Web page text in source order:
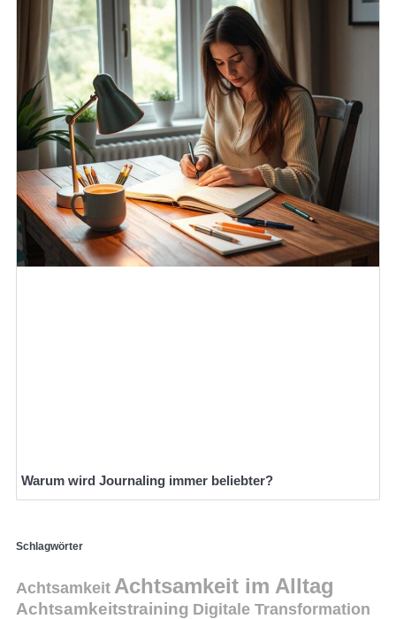
Warum wird Journaling immer beliebter?
Schlagwörter
Achtsamkeit Achtsamkeit im Alltag
Achtsamkeitstraining Digitale Transformation